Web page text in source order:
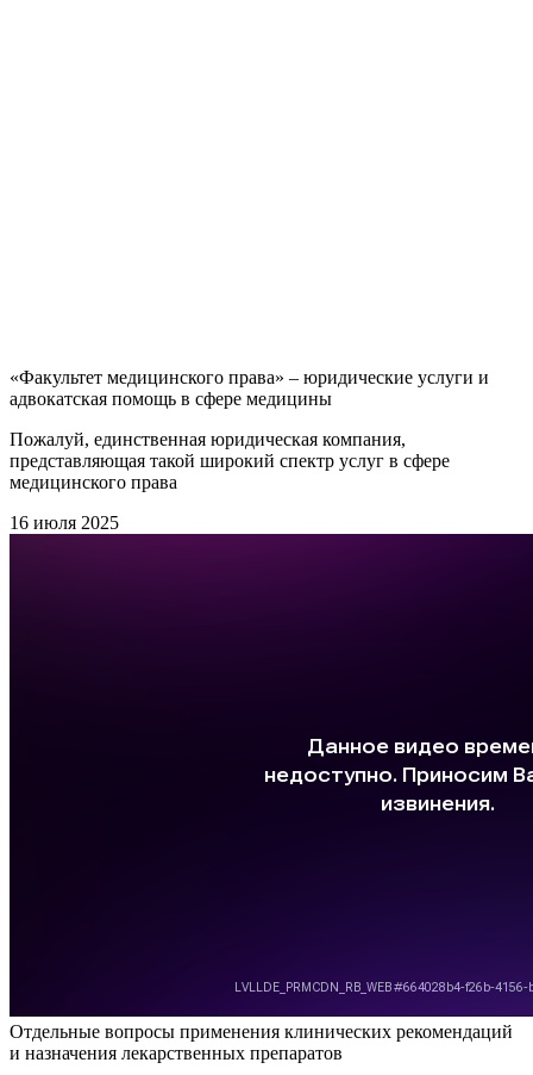
«Факультет медицинского права» – юридические услуги и
адвокатская помощь в сфере медицины
Пожалуй, единственная юридическая компания,
представляющая такой широкий спектр услуг в сфере
медицинского права
16 июля 2025
Отдельные вопросы применения клинических рекомендаций
и назначения лекарственных препаратов